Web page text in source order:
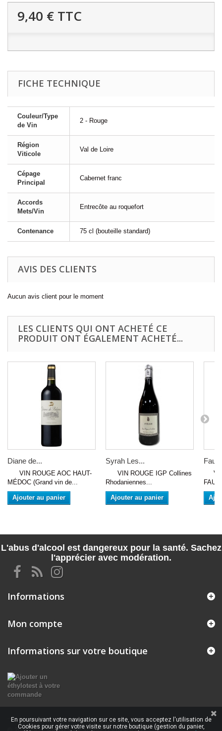
9,40 € TTC
FICHE TECHNIQUE
Couleur/Type
de Vin
2 - Rouge
Région
Viticole
Val de Loire
Cépage
Principal
Cabernet franc
Accords
Mets/Vin
Entrecôte au roquefort
Contenance 75 cl (bouteille standard)
AVIS DES CLIENTS
Aucun avis client pour le moment
LES CLIENTS QUI ONT ACHETÉ CE
PRODUIT ONT ÉGALEMENT ACHETÉ...
Diane de...
VIN ROUGE AOC HAUT-
MÉDOC (Grand vin de...
Ajouter au panier
Syrah Les...
VIN ROUGE IGP Collines
Rhodaniennes...
Ajouter au panier
VIN
L'abus d'alcool est dangereux pour la santé. Sachez
l'apprécier avec modération.
Informations
Mon compte
Informations sur votre boutique
En poursuivant votre navigation sur ce site, vous acceptez l'utilisation de
Cookies pour gérer votre visite sur notre boutique (gestion du panier,